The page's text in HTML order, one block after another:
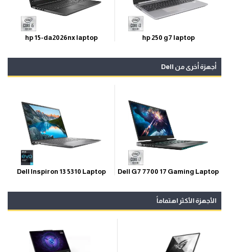
hp 250 g7 laptop
hp 15-da2026nx laptop
أجهزة أخرى من Dell
Dell G7 7700 17 Gaming Laptop
Dell Inspiron 13 5310 Laptop
الأجهزة الأكثر اهتماماً